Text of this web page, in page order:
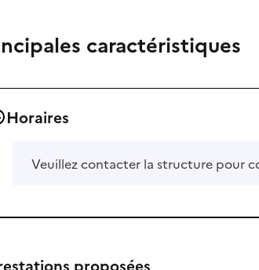
caractéristiques
Horaires
Veuillez contacter la structure pour
proposées